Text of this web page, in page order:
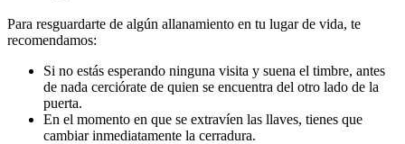
Para resguardarte de algún allanamiento en tu lugar de vida, te
recomendamos:
Si no estás esperando ninguna visita y suena el timbre, antes
de nada cerciórate de quien se encuentra del otro lado de la
puerta.
En el momento en que se extravíen las llaves, tienes que
cambiar inmediatamente la cerradura.